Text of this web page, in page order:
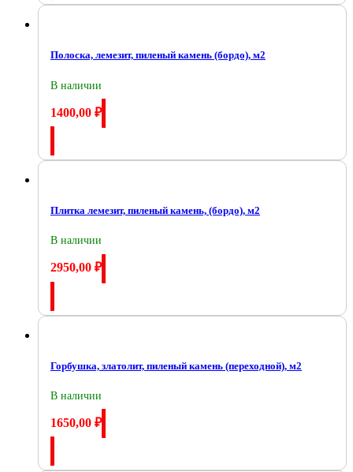
Полоска, лемезит, пиленый камень (бордо), м2
В наличии
1400,00 ₽
Плитка лемезит, пиленый камень, (бордо), м2
В наличии
2950,00 ₽
Горбушка, златолит, пиленый камень (переходной), м2
В наличии
1650,00 ₽